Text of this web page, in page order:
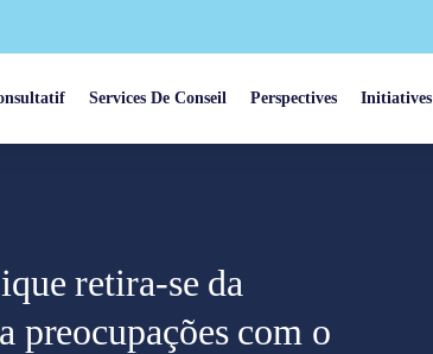
Services De Conseil Perspectives Initiatives
retira-se da
preocupações com o